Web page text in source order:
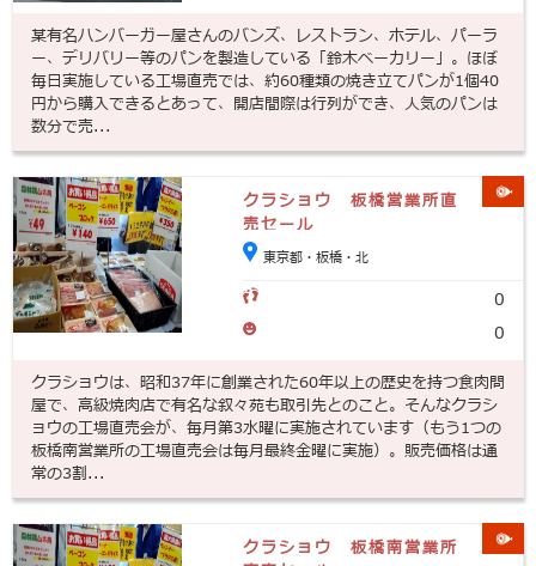
某有名ハンバーガー屋さんのバンズ、レストラン、ホテル、パーラ
ー、デリバリー等のパンを製造している「鈴木ベーカリー」。ほぼ
毎日実施している工場直売では、約60種類の焼き立てパンが1個40
円から購入できるとあって、開店間際は行列ができ、人気のパンは
数分で売...
クラショウ 板橋営業所直
売セール
東京都・板橋・北
0
0
クラショウは、昭和37年に創業された60年以上の歴史を持つ食肉問
屋で、高級焼肉店で有名な叙々苑も取引先とのこと。そんなクラシ
ョウの工場直売会が、毎月第3水曜に実施されています（もう1つの
板橋南営業所の工場直売会は毎月最終金曜に実施）。販売価格は通
常の3割...
クラショウ 板橋南営業所